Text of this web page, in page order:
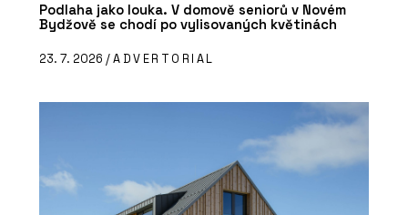
Podlaha jako louka. V domově seniorů v Novém
Bydžově se chodí po vylisovaných květinách
23. 7. 2026 /ADVERTORIAL